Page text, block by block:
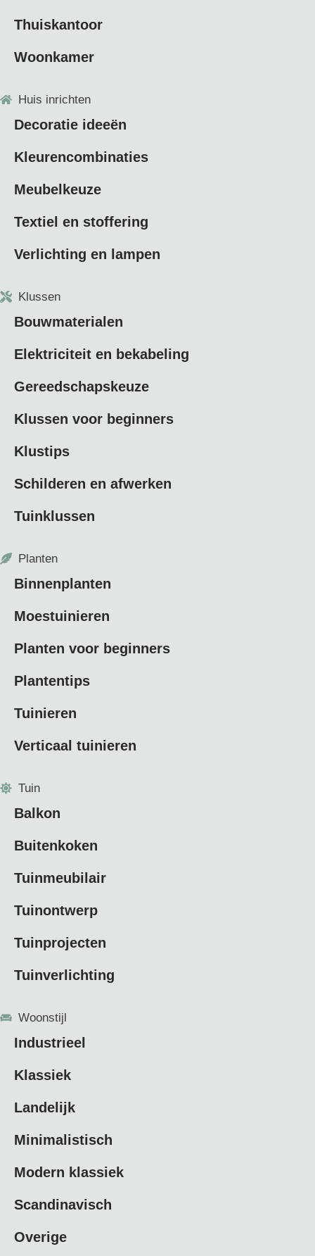
Thuiskantoor
Woonkamer
Huis inrichten
Decoratie ideeën
Kleurencombinaties
Meubelkeuze
Textiel en stoffering
Verlichting en lampen
Klussen
Bouwmaterialen
Elektriciteit en bekabeling
Gereedschapskeuze
Klussen voor beginners
Klustips
Schilderen en afwerken
Tuinklussen
Planten
Binnenplanten
Moestuinieren
Planten voor beginners
Plantentips
Tuinieren
Verticaal tuinieren
Tuin
Balkon
Buitenkoken
Tuinmeubilair
Tuinontwerp
Tuinprojecten
Tuinverlichting
Woonstijl
Industrieel
Klassiek
Landelijk
Minimalistisch
Modern klassiek
Scandinavisch
Overige